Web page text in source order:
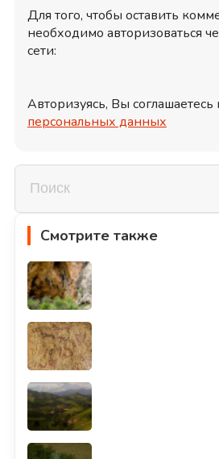
Для того, чтобы оставить
необходимо авторизоваться
сети:
Авторизуясь, Вы соглашаетесь
персональных данных
Смотрите также